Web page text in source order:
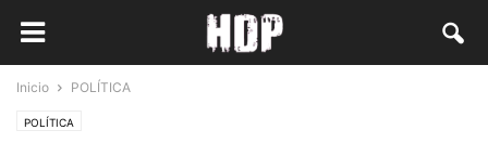
Inicio POLÍTICA
POLÍTICA